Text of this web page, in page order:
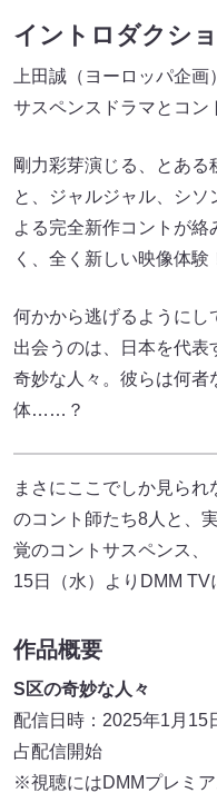
イントロダクシ
上田誠（ヨーロッパ企画
サスペンスドラマとコン
剛力彩芽演じる、とあ
と、ジャルジャル、シ
よる完全新作コントが
く、全く新しい映像体験
何かから逃げるようにし
出会うのは、日本を代表
奇妙な人々。彼らは何
体……？
まさにここでしか見ら
のコント師たち8人と、
覚のコントサスペンス、
15日（水）よりDMM TV
作品概要
S区の奇妙な人々
配信日時：2025年1月15
占配信開始
※視聴にはDMMプレミ